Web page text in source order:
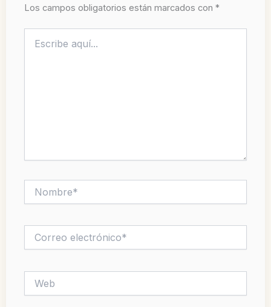
Los campos obligatorios están marcados con *
aquí...
electrónico*